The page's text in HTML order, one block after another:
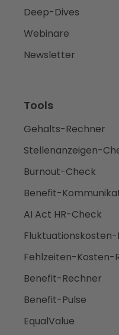
Deep-Dives
Webinare
Newsletter
Tools
Gehalts-Rechner
Stellenanzeigen-
Burnout-Check
Benefit-
AI Act HR-Check
Fehlzeiten-Kosten-
Benefit-Rechner
Benefit-Pulse
EqualValue